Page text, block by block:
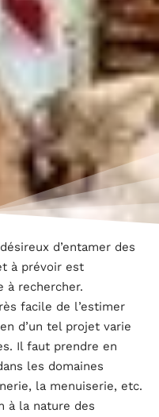
d’entamer des
à prévoir est
à rechercher.
facile de l’estimer
d’un tel projet varie
Il faut prendre en
les domaines
la menuiserie, etc.
à la nature des